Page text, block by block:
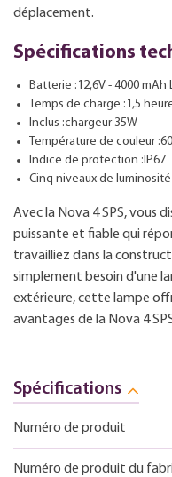
déplacement.
Spécifications
Batterie :12,6V - 4000 mAh
Temps de charge :1,5
Inclus :chargeur 35W
Température de couleur
Indice de protection :IP67
Cinq niveaux de
Avec la Nova 4 SPS, vous
puissante et fiable qui
travailliez dans la
simplement besoin d'une
extérieure, cette lampe
avantages de la Nova 4
Spécifications
Numéro de produit
Numéro de produit du